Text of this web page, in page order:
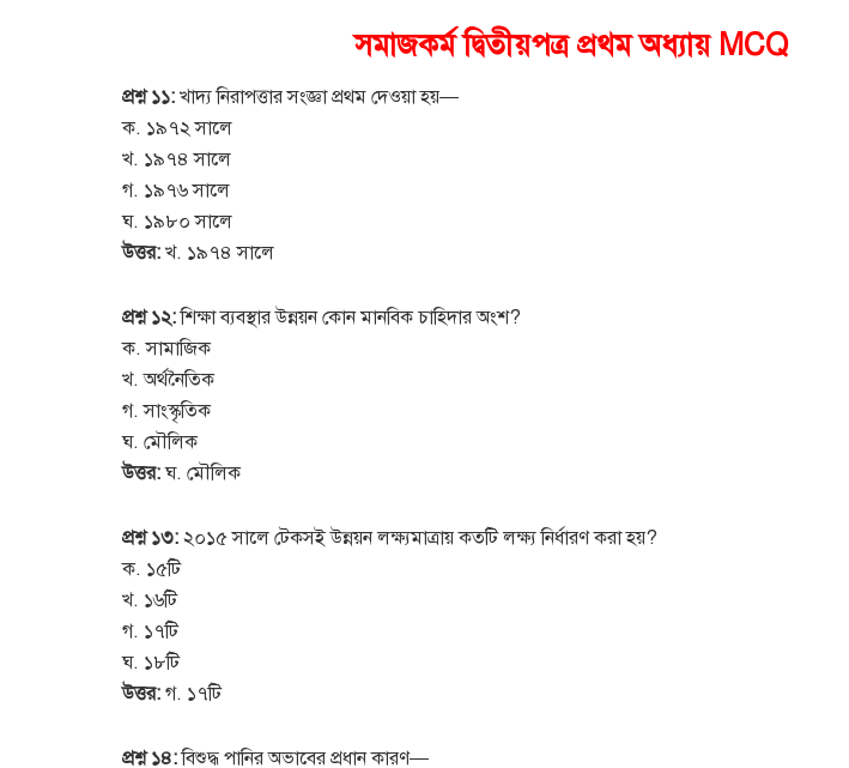
সমাজকর্ম দ্বিতীয়পত্র প্রথম অধ্যায় MCQ
প্রশ্ন ১১: খাদ্য নিরাপত্তার সংজ্ঞা প্রথম দেওয়া হয়—
ক. ১৯৭২ সালে
খ. ১৯৭৪ সালে
গ. ১৯৭৬ সালে
ঘ. ১৯৮০ সালে
উত্তর: খ. ১৯৭৪ সালে
প্রশ্ন ১২:শিক্ষা ব্যবস্থার উন্নয়ন কোন মানবিক চাহিদার অংশ?
ক. সামাজিক
খ. অর্থনৈতিক
গ. সাংস্কৃতিক
ঘ. মৌলিক
উত্তর:ঘ. মৌলিক
প্রশ্ন ১৩: ২০১৫ সালে টেকসই উন্নয়ন লক্ষ্যমাত্রায় কতটি লক্ষ্য নির্ধারণ করা হয়?
ক. ১৫টি
খ. ১৬টি
গ. ১৭টি
ঘ. ১৮টি
উত্তর: গ. ১৭টি
প্রশ্ন ১৪:বিশুদ্ধ পানির অভাবের প্রধান কারণ—